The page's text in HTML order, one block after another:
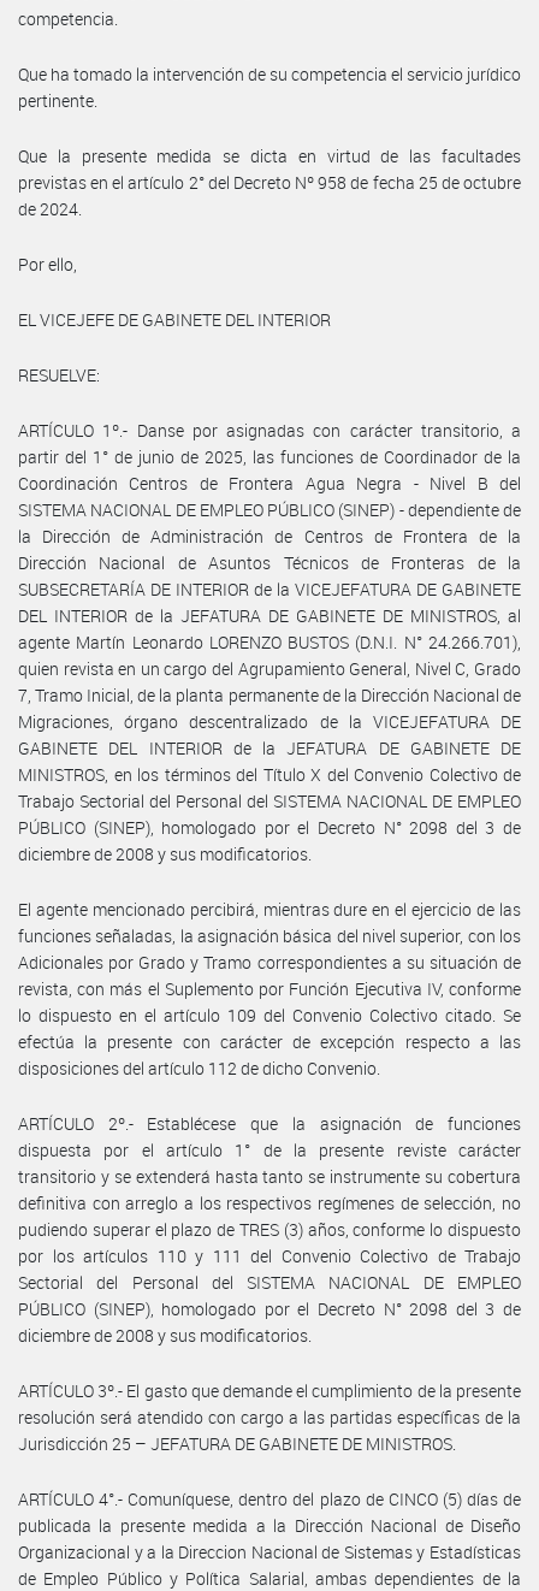
competencia.
Que ha tomado la intervención de su competencia el servicio jurídico
pertinente.
Que la presente medida se dicta en virtud de las facultades
previstas en el artículo 2° del Decreto Nº 958 de fecha 25 de octubre
de 2024.
Por ello,
EL VICEJEFE DE GABINETE DEL INTERIOR
RESUELVE:
ARTÍCULO 1º.- Danse por asignadas con carácter transitorio, a
partir del 1° de junio de 2025, las funciones de Coordinador de la
Coordinación Centros de Frontera Agua Negra - Nivel B del
SISTEMA NACIONAL DE EMPLEO PÚBLICO (SINEP) - dependiente de
la Dirección de Administración de Centros de Frontera de la
Dirección Nacional de Asuntos Técnicos de Fronteras de la
SUBSECRETARÍA DE INTERIOR de la VICEJEFATURA DE GABINETE
DEL INTERIOR de la JEFATURA DE GABINETE DE MINISTROS, al
agente Martín Leonardo LORENZO BUSTOS (D.N.I. N° 24.266.701),
quien revista en un cargo del Agrupamiento General, Nivel C, Grado
7, Tramo Inicial, de la planta permanente de la Dirección Nacional de
Migraciones, órgano descentralizado de la VICEJEFATURA DE
GABINETE DEL INTERIOR de la JEFATURA DE GABINETE DE
MINISTROS, en los términos del Título X del Convenio Colectivo de
Trabajo Sectorial del Personal del SISTEMA NACIONAL DE EMPLEO
PÚBLICO (SINEP), homologado por el Decreto N° 2098 del 3 de
diciembre de 2008 y sus modificatorios.
El agente mencionado percibirá, mientras dure en el ejercicio de las
funciones señaladas, la asignación básica del nivel superior, con los
Adicionales por Grado y Tramo correspondientes a su situación de
revista, con más el Suplemento por Función Ejecutiva IV, conforme
lo dispuesto en el artículo 109 del Convenio Colectivo citado. Se
efectúa la presente con carácter de excepción respecto a las
disposiciones del artículo 112 de dicho Convenio.
ARTÍCULO 2º.- Establécese que la asignación de funciones
dispuesta por el artículo 1° de la presente reviste carácter
transitorio y se extenderá hasta tanto se instrumente su cobertura
definitiva con arreglo a los respectivos regímenes de selección, no
pudiendo superar el plazo de TRES (3) años, conforme lo dispuesto
por los artículos 110 y 111 del Convenio Colectivo de Trabajo
Sectorial del Personal del SISTEMA NACIONAL DE EMPLEO
PÚBLICO (SINEP), homologado por el Decreto N° 2098 del 3 de
diciembre de 2008 y sus modificatorios.
ARTÍCULO 3º.- El gasto que demande el cumplimiento de la presente
resolución será atendido con cargo a las partidas específicas de la
Jurisdicción 25 – JEFATURA DE GABINETE DE MINISTROS.
ARTÍCULO 4°.- Comuníquese, dentro del plazo de CINCO (5) días de
publicada la presente medida a la Dirección Nacional de Diseño
Organizacional y a la Direccion Nacional de Sistemas y Estadísticas
de Empleo Público y Política Salarial, ambas dependientes de la